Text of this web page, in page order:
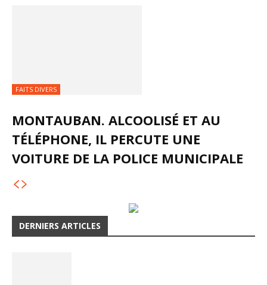
FAITS DIVERS
MONTAUBAN. ALCOOLISÉ ET AU
TÉLÉPHONE, IL PERCUTE UNE
VOITURE DE LA POLICE MUNICIPALE
DERNIERS ARTICLES